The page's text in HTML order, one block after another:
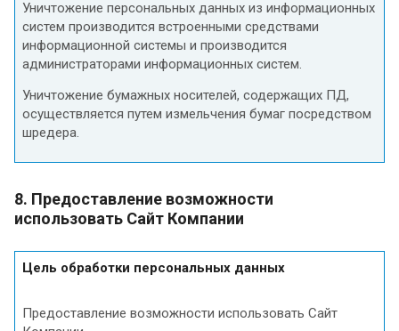
Уничтожение персональных данных из информационных
систем производится встроенными средствами
информационной системы и производится
администраторами информационных систем.
Уничтожение бумажных носителей, содержащих ПД,
осуществляется путем измельчения бумаг посредством
шредера.
8. Предоставление возможности
использовать Сайт Компании
Цель обработки персональных данных
Предоставление возможности использовать Сайт